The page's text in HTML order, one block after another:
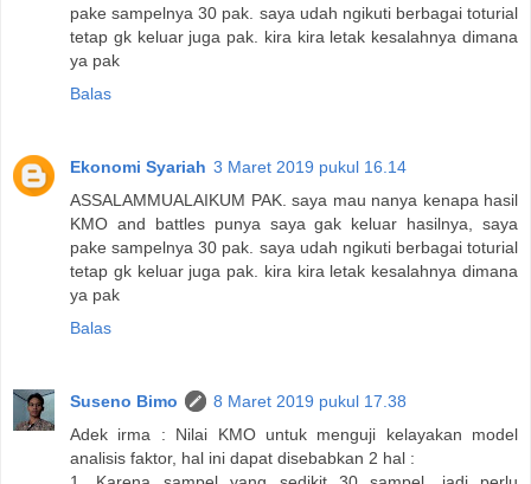
pake sampelnya 30 pak. saya udah ngikuti berbagai toturial
tetap gk keluar juga pak. kira kira letak kesalahnya dimana
ya pak
Balas
Ekonomi Syariah 3 Maret 2019 pukul 16.14
ASSALAMMUALAIKUM PAK. saya mau nanya kenapa hasil
KMO and battles punya saya gak keluar hasilnya, saya
pake sampelnya 30 pak. saya udah ngikuti berbagai toturial
tetap gk keluar juga pak. kira kira letak kesalahnya dimana
ya pak
Balas
Suseno Bimo
8 Maret 2019 pukul 17.38
Adek irma : Nilai KMO untuk menguji kelayakan model
analisis faktor, hal ini dapat disebabkan 2 hal :